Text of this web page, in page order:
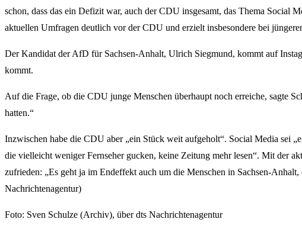
schon, dass das ein Defizit war, auch der CDU insgesamt, das Thema Social
aktuellen Umfragen deutlich vor der CDU und erzielt insbesondere bei
Der Kandidat der AfD für Sachsen-Anhalt, Ulrich Siegmund, kommt auf
kommt.
Auf die Frage, ob die CDU junge Menschen überhaupt noch erreiche, sagte
hatten.“
Inzwischen habe die CDU aber „ein Stück weit aufgeholt“. Social Media sei
die vielleicht weniger Fernseher gucken, keine Zeitung mehr lesen“. Mit der
zufrieden: „Es geht ja im Endeffekt auch um die Menschen in Sachsen-
Nachrichtenagentur)
Foto: Sven Schulze (Archiv), über dts Nachrichtenagentur